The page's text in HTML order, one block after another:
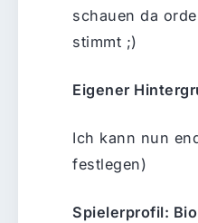
schauen da
stimmt ;)
Eigener
Ich kann nun
festlegen)
Spielerprofil: